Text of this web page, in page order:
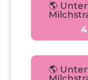
🌎
🌎